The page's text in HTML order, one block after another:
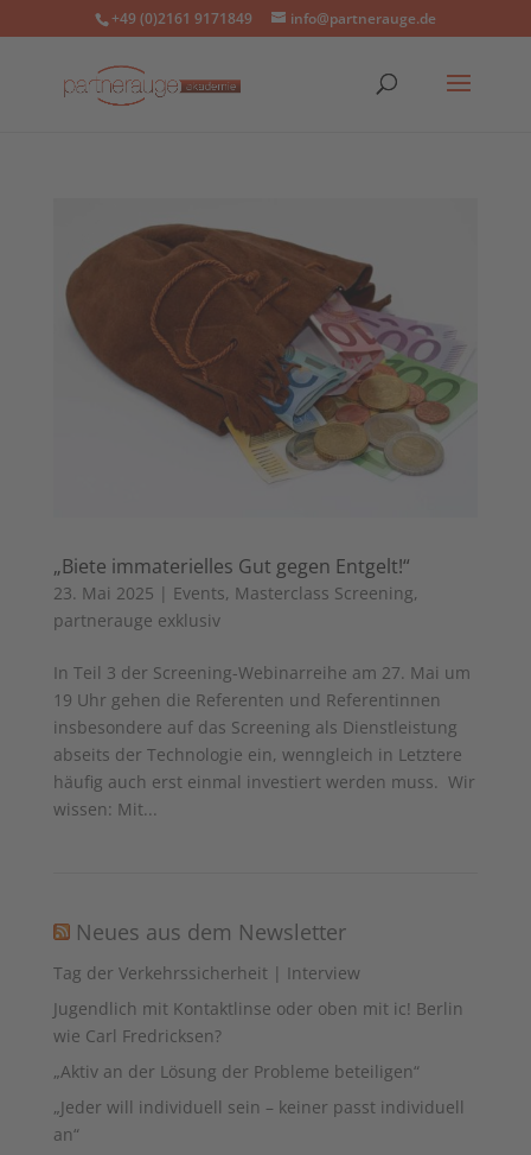
+49 (0)2161 9171849 info@partnerauge.de
„Biete immaterielles Gut gegen Entgelt!“
23. Mai 2025 | Events, Masterclass Screening,
partnerauge exklusiv
In Teil 3 der Screening-Webinarreihe am 27. Mai um
19 Uhr gehen die Referenten und Referentinnen
insbesondere auf das Screening als Dienstleistung
abseits der Technologie ein, wenngleich in Letztere
häufig auch erst einmal investiert werden muss. Wir
wissen: Mit...
Neues aus dem Newsletter
Tag der Verkehrssicherheit | Interview
Jugendlich mit Kontaktlinse oder oben mit ic! Berlin
wie Carl Fredricksen?
„Aktiv an der Lösung der Probleme beteiligen“
„Jeder will individuell sein – keiner passt individuell
an“